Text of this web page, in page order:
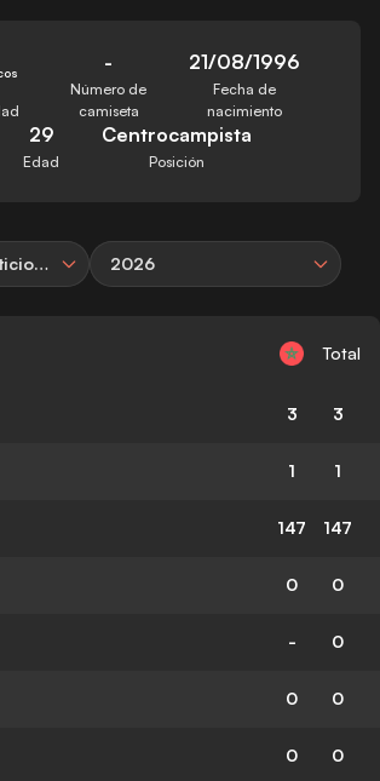
-
Número de
camiseta
21/08/1996
Fecha de
nacimiento
29
Edad
Centrocampista
Posición
Todas las competiciones 2026
Total
3 3
1 1
147 147
0 0
- 0
0 0
0 0